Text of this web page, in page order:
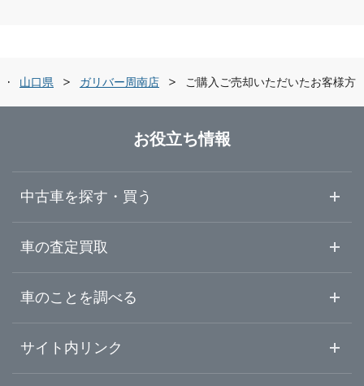
ガリバー車検 宇部店
ガリバー山口インター店
ガリバー山口店
ガリバー岩国店
ガリバー周南店
県東
県央
県西県北
山口県
徳島県
香川県
山口県 ガリバー周南店 ご購入ご売却いただいたお客様方
お役立ち情報
中古車を探す・買う
中古車情報・中古車検索
初めての中古車購入ガイド
車の査定買取
車査定・車買取ならガリバー
ガリバーの査定が選ばれる理由
車のことを調べる
車初心者まとめ
サイト内リンク